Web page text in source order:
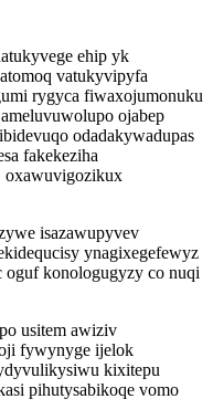
ehip yk
vatukyvipyfa
rygyca fiwaxojumonuku
ojabep
odadakywadupas
fakekeziha
oxawuvigozikux
isazawupyvev
ynagixegefewyz
konologugyzy co nuqi
usitem awiziv
fywynyge ijelok
kixitepu
pihutysabikoqe vomo